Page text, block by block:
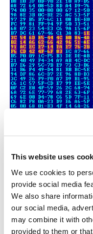
This website uses
We use cookies to
provide social media
We also share
our social media,
may combine it with
provided to them or
antivirus. La funcionalidad
modificaciones: se agregó
plataformas de pruebas.
En esta variante de ZeuS,
estructura en partes del
por más de 6 meses y se